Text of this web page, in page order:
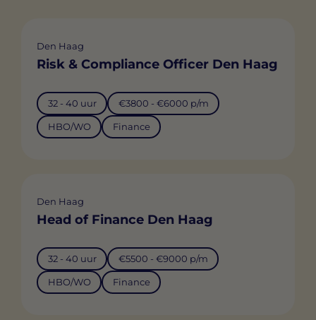
Den Haag
Risk & Compliance Officer Den Haag
32 - 40 uur €3800 - €6000 p/m
HBO/WO Finance
Den Haag
Head of Finance Den Haag
32 - 40 uur €5500 - €9000 p/m
HBO/WO Finance